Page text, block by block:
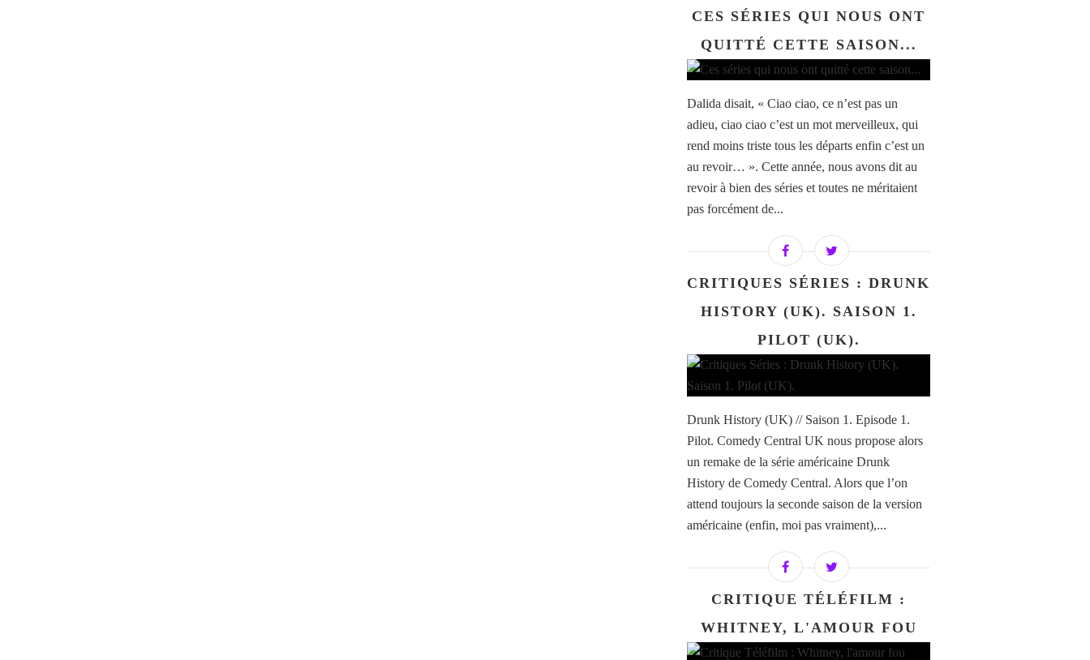
CES SÉRIES QUI NOUS ONT
QUITTÉ CETTE SAISON...
Dalida disait, « Ciao ciao, ce n’est pas un
adieu, ciao ciao c’est un mot merveilleux, qui
rend moins triste tous les départs enfin c’est un
au revoir… ». Cette année, nous avons dit au
revoir à bien des séries et toutes ne méritaient
pas forcément de...
CRITIQUES SÉRIES : DRUNK
HISTORY (UK). SAISON 1.
PILOT (UK).
Drunk History (UK) // Saison 1. Episode 1.
Pilot. Comedy Central UK nous propose alors
un remake de la série américaine Drunk
History de Comedy Central. Alors que l’on
attend toujours la seconde saison de la version
américaine (enfin, moi pas vraiment),...
CRITIQUE TÉLÉFILM :
WHITNEY, L'AMOUR FOU